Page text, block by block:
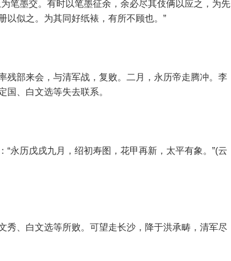
笔墨交。有时以笔墨征余，余必尽其伎俩以应之，为先
以似之。为其同好纸裱，有所不顾也。”
残部来会，与清军战，复败。二月，永历帝走腾冲。李
、白文选等失去联系。
永历戊戌九月，绍初寿图，花甲再新，太平有象。”(云
秀、白文选等所败。可望走长沙，降于洪承畴，清军尽